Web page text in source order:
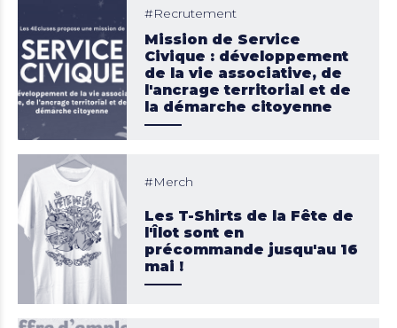
Recrutement
Mission de Service
Civique : développement
de la vie associative, de
l'ancrage territorial et de
la démarche citoyenne
Merch
Les T-Shirts de la Fête de
l'Îlot sont en
précommande jusqu'au 16
mai !